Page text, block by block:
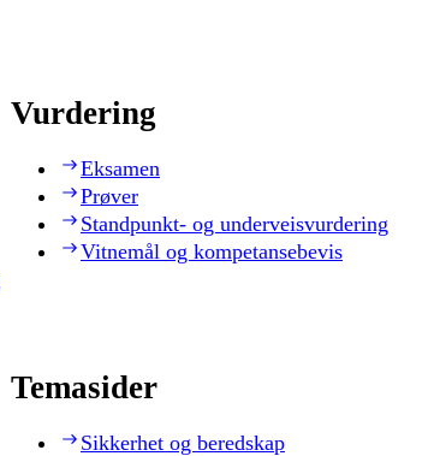
Vurdering
Eksamen
Prøver
Standpunkt- og underveisvurdering
Vitnemål og kompetansebevis
Temasider
Sikkerhet og beredskap